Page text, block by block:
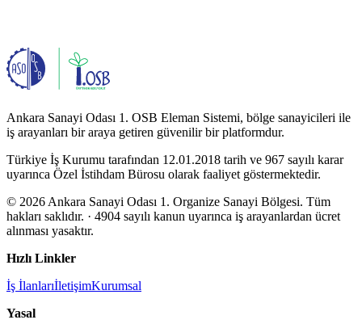
Ankara Sanayi Odası 1. OSB Eleman Sistemi, bölge sanayicileri ile
iş arayanları bir araya getiren güvenilir bir platformdur.
Türkiye İş Kurumu tarafından 12.01.2018 tarih ve 967 sayılı karar
uyarınca Özel İstihdam Bürosu olarak faaliyet göstermektedir.
© 2026 Ankara Sanayi Odası 1. Organize Sanayi Bölgesi. Tüm
hakları saklıdır. · 4904 sayılı kanun uyarınca iş arayanlardan ücret
alınması yasaktır.
Hızlı Linkler
İş İlanlarıİletişimKurumsal
Yasal